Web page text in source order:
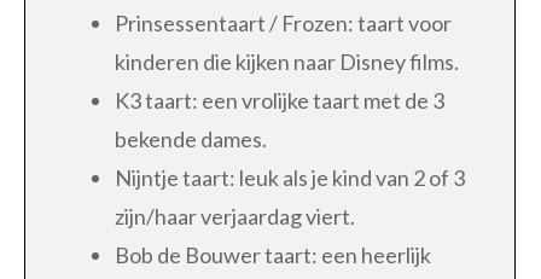
Prinsessentaart / Frozen: taart voor
kinderen die kijken naar Disney films.
K3 taart: een vrolijke taart met de 3
bekende dames.
Nijntje taart: leuk als je kind van 2 of 3
zijn/haar verjaardag viert.
Bob de Bouwer taart: een heerlijk